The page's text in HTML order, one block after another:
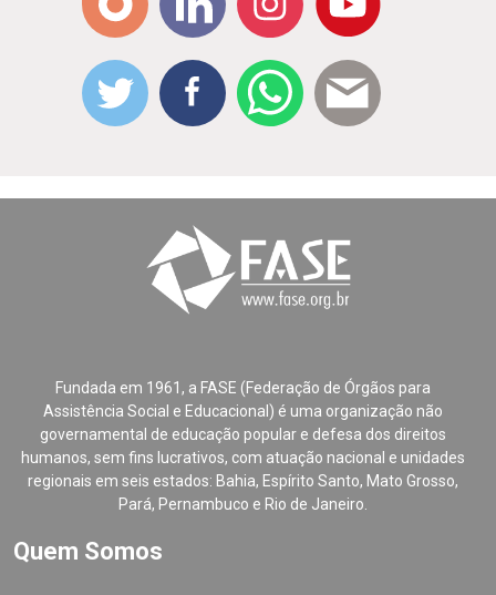
Fundada em 1961, a FASE (Federação de Órgãos para
Assistência Social e Educacional) é uma organização não
governamental de educação popular e defesa dos direitos
humanos, sem fins lucrativos, com atuação nacional e unidades
regionais em seis estados: Bahia, Espírito Santo, Mato Grosso,
Pará, Pernambuco e Rio de Janeiro.
Quem Somos